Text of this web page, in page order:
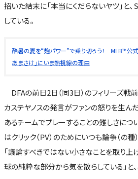
招いた結末に「本当にくだらないヤツ」と
している。
酷暑の夏を“麹パワー”で乗り切ろう！ MLB™公式
あまさけ」にいま熱視線の理由
DFAの前日2日（同3日）のフィリーズ戦
カステヤノスの発言がファンの怒りを生ん
あるチームでプレーすることの難しさにつ
はクリック（PV）のためにいつも論争（の種
「議論すべきではない小さなことを取り上
球の純粋な部分から気を散らしている」と